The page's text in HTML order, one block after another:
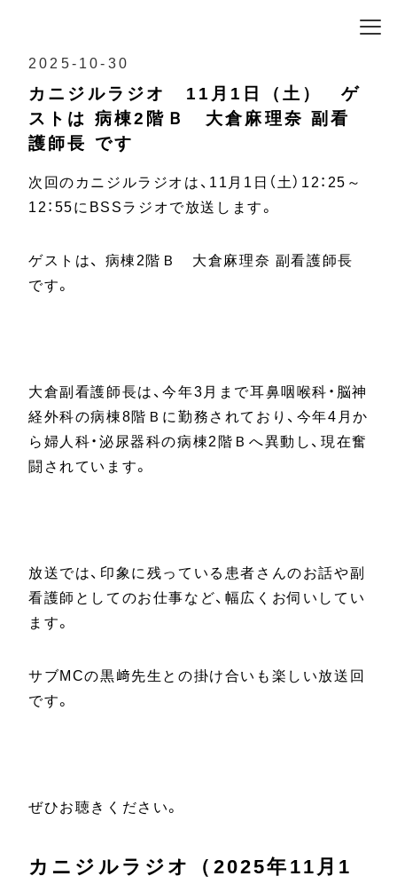
2025-10-30
カニジルラジオ 11月1日（土） ゲ
ストは 病棟2階Ｂ 大倉麻理奈 副看
護師長 です
次回のカニジルラジオは、 11 月 1 日（土） 12 ： 25 ～
12 ： 55に BSSラジオで放送します。
ゲストは、 病棟 2 階Ｂ 大倉麻理奈 副看護師長
です。
大倉副看護師長は、今年3 月まで耳鼻咽喉科・脳神
経外科の病棟8階Ｂに勤務されており、今年4 月か
ら婦人科・泌尿器科の病棟2 階Ｂへ異動し、現在奮
闘されています。
放送では、印象に残っている患者さんのお話や副
看護師としてのお仕事など、幅広くお伺いしてい
ます。
サブMCの黒﨑先生との掛け合いも楽しい放送回
です。
ぜひお聴きください。
カニジルラジオ（2025年11月1